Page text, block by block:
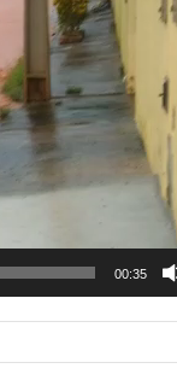
00:35